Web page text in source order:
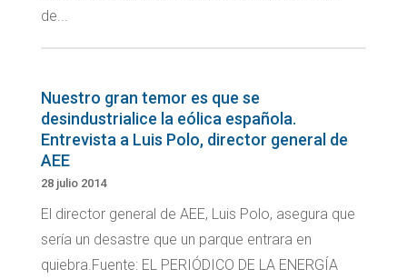
de...
Nuestro gran temor es que se
desindustrialice la eólica española.
Entrevista a Luis Polo, director general de
AEE
28 julio 2014
El director general de AEE, Luis Polo, asegura que
sería un desastre que un parque entrara en
quiebra.Fuente: EL PERIÓDICO DE LA ENERGÍA